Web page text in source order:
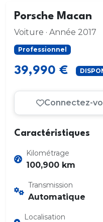
Porsche Macan
Voiture · Année 2017
Professionnel
39,990 €
Connectez-
Caractéristiques
Kilométrage
100,900 km
Transmission
Automatique
Localisation